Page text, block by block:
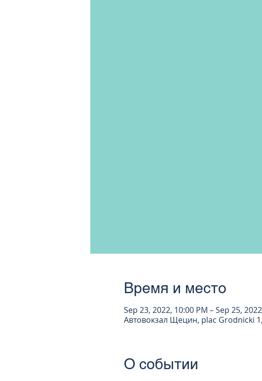
Время и место
Sep 23, 2022, 10:00 PM – Sep 25,
Автовокзал Щецин, plac Grodnicki
О событии